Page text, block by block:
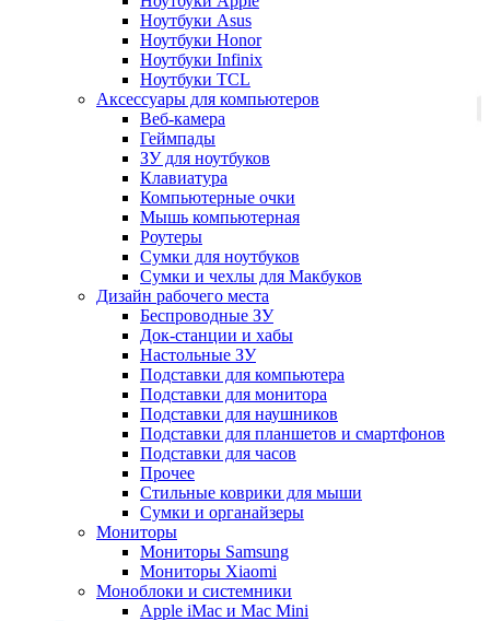
Ноутбуки Asus
Ноутбуки Honor
Ноутбуки Infinix
Ноутбуки TCL
Аксессуары для компьютеров
Веб-камера
Геймпады
ЗУ для ноутбуков
Клавиатура
Компьютерные очки
Мышь компьютерная
Роутеры
Сумки для ноутбуков
Сумки и чехлы для Макбуков
Дизайн рабочего места
Беспроводные ЗУ
Док-станции и хабы
Настольные ЗУ
Подставки для компьютера
Подставки для монитора
Подставки для наушников
Подставки для планшетов и смартфонов
Подставки для часов
Прочее
Стильные коврики для мыши
Сумки и органайзеры
Мониторы
Мониторы Samsung
Мониторы Xiaomi
Моноблоки и системники
Apple iMac и Mac Mini